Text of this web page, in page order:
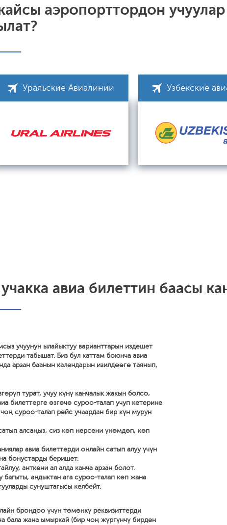
аэропорттордон
Уральские Авиалинии Узбекские
авиа билеттин баасы
учуунун ылайыктуу варианттарын издешет
табышат. Биз бул каттам боюнча авиа
арзан баанын календарын изилдөөгө таянып,
турат, учуу күнү канчалык жакын болсо,
билеттерге өзгөчө суроо-талап учуп кетерине
суроо-талап рейс учаардан бир күн мурун
алсаңыз, сиз көп нерсени үнөмдөп, көп
авиа билеттерди онлайн сатып алуу үчүн
бонустарды беришет.
анткени ал алда канча арзан болот.
багыты, андыктан ага суроо-талап көп жана
сунуштагысы келбейт.
брондоо үчүн төмөнкү реквизиттерди
бала жана ымыркай (бир чоң жүргүнчү бирден